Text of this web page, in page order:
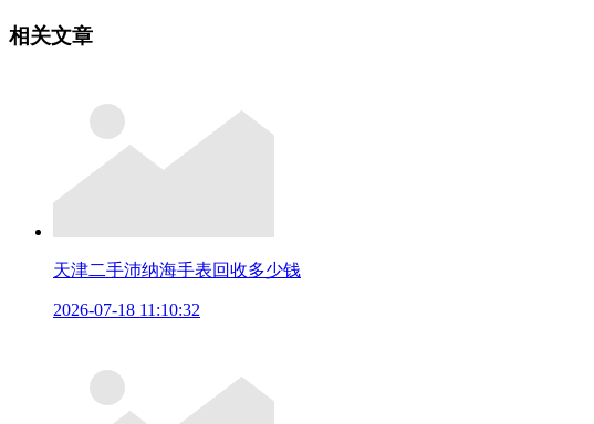
相关文章
天津二手沛纳海手表回收多少钱
2026-07-18 11:10:32